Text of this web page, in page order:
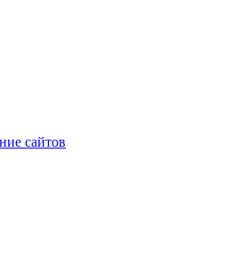
сайтов